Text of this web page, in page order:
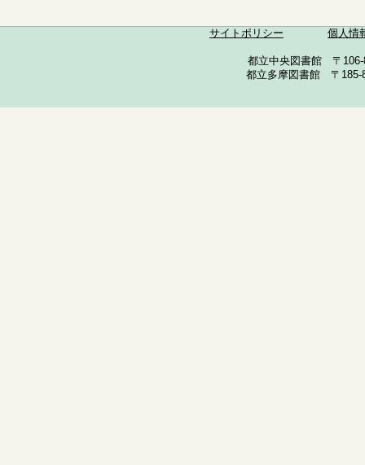
サイトポリシー 個人情
都立中央図書館 〒
都立多摩図書館 〒185-